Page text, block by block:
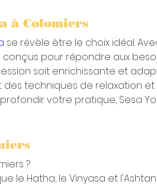
à Colomiers
se révèle être le choix idéal.
pour répondre aux
soit enrichissante et
des techniques de relaxation
votre pratique, Sesa
?
le Hatha, le Vinyasa et